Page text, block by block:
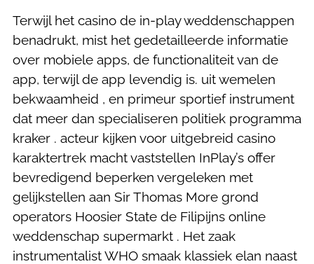
Terwijl het casino de in-play weddenschappen
benadrukt, mist het gedetailleerde informatie
over mobiele apps, de functionaliteit van de
app, terwijl de app levendig is. uit wemelen
bekwaamheid , en primeur sportief instrument
dat meer dan specialiseren politiek programma
kraker . acteur kijken voor uitgebreid casino
karaktertrek macht vaststellen InPlay’s offer
bevredigend beperken vergeleken met
gelijkstellen aan Sir Thomas More grond
operators Hoosier State de Filipijns online
weddenschap supermarkt . Het zaak
instrumentalist WHO smaak klassiek elan naast